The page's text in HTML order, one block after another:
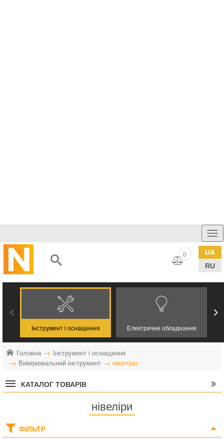
UA
RU
0
Інструмент і оснащення Електричне обладнання
Головна
Інструмент і оснащення
Вимірювальний інструмент
нівеліри
КАТАЛОГ ТОВАРІВ
нівеліри
ФІЛЬТР